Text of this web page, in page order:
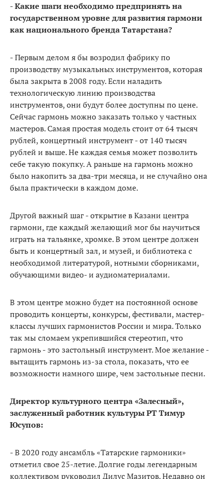
- Какие шаги необходимо предпринять на
государственном уровне для развития гармони
как национального бренда Татарстана?
- Первым делом я бы возродил фабрику по
производству музыкальных инструментов, которая
была закрыта в 2008 году. Если наладить
технологическую линию производства
инструментов, они будут более доступны по цене.
Сейчас гармонь можно заказать только у частных
мастеров. Самая простая модель стоит от 64 тысяч
рублей, концертный инструмент - от 140 тысяч
рублей и выше. Не каждая семья может позволить
себе такую покупку. А раньше на гармонь можно
было накопить за два-три месяца, и не случайно она
была практически в каждом доме.
Другой важный шаг - открытие в Казани центра
гармони, где каждый желающий мог бы научиться
играть на тальянке, хромке. В этом центре должен
быть и концертный зал, и музей, и библиотека с
необходимой литературой, нотными сборниками,
обучающими видео- и аудиоматериалами.
В этом центре можно будет на постоянной основе
проводить концерты, конкурсы, фестивали, мастер-
классы лучших гармонистов России и мира. Только
так мы сломаем укрепившийся стереотип, что
гармонь - это застольный инструмент. Мое желание -
вытащить гармонь из-за стола, показать, что ее
возможности намного шире, чем застольные песни.
Директор культурного центра «Залесный»,
заслуженный работник культуры РТ Тимур
Юсупов:
- В 2020 году ансамбль «Татарские гармоники»
отметил свое 25-летие. Долгие годы легендарным
коллективом руководил Дилус Мазитов. Недавно он